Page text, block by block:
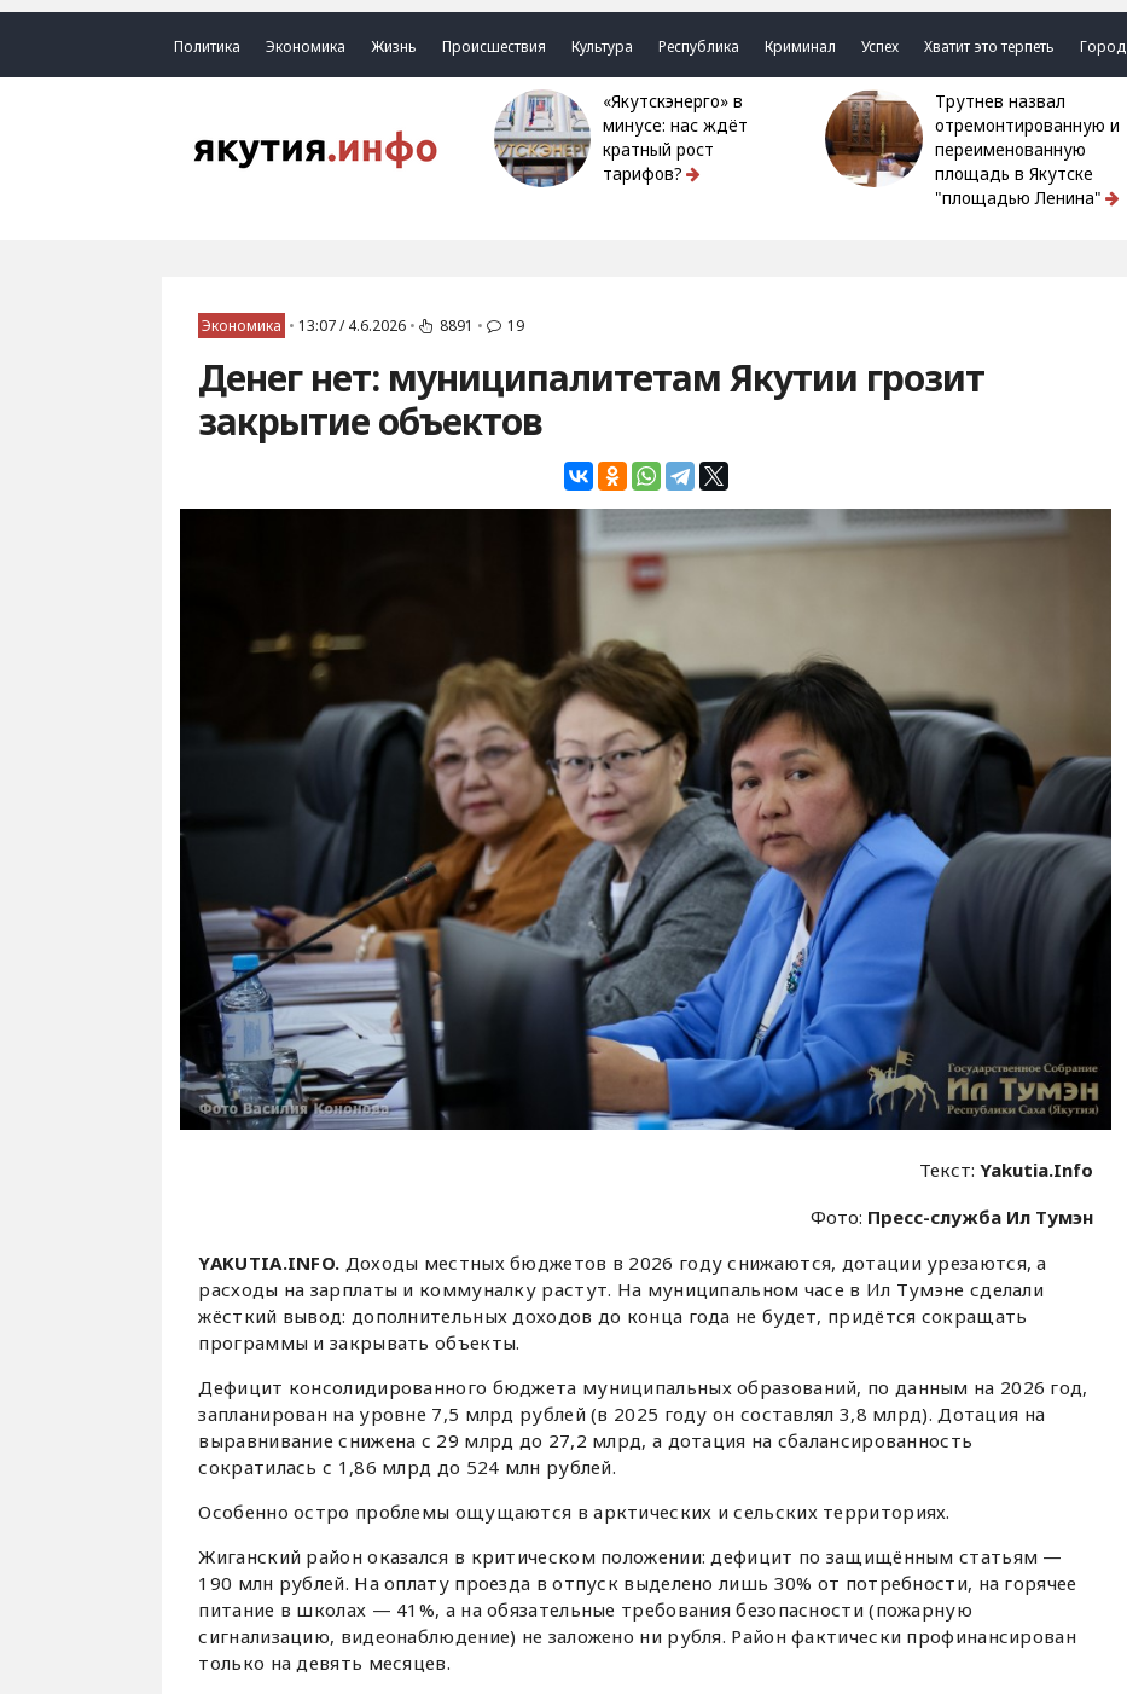
Политика Экономика Жизнь Происшествия Культура Республика Криминал Успех Хватит это терпеть Город
«Якутскэнерго» в
минусе: нас ждёт
кратный рост
тарифов?
Трутнев назвал
отремонтированную и
переименованную
площадь в Якутске
"площадью Ленина"
Экономика • 13:07 / 4.6.2026 • 8891 • 19
Денег нет: муниципалитетам Якутии грозит
закрытие объектов
Текст:Yakutia.Info
Фото: Пресс-служба Ил Тумэн
YAKUTIA.INFO. Доходы местных бюджетов в 2026 году снижаются, дотации урезаются, а
расходы на зарплаты и коммуналку растут. На муниципальном часе в Ил Тумэне сделали
жёсткий вывод: дополнительных доходов до конца года не будет, придётся сокращать
программы и закрывать объекты.
Дефицит консолидированного бюджета муниципальных образований, по данным на 2026 год,
запланирован на уровне 7,5 млрд рублей (в 2025 году он составлял 3,8 млрд). Дотация на
выравнивание снижена с 29 млрд до 27,2 млрд, а дотация на сбалансированность
сократилась с 1,86 млрд до 524 млн рублей.
Особенно остро проблемы ощущаются в арктических и сельских территориях.
Жиганский район оказался в критическом положении: дефицит по защищённым статьям —
190 млн рублей. На оплату проезда в отпуск выделено лишь 30% от потребности, на горячее
питание в школах — 41%, а на обязательные требования безопасности (пожарную
сигнализацию, видеонаблюдение) не заложено ни рубля. Район фактически профинансирован
только на девять месяцев.